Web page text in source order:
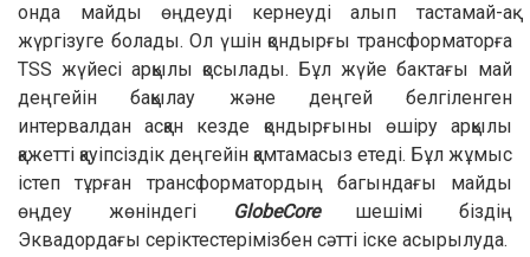
онда майды өңдеуді кернеуді алып тастамай-ақ
жүргізуге болады. Ол үшін қондырғы трансформаторға
TSS жүйесі арқылы қосылады. Бұл жүйе бактағы май
деңгейін бақылау және деңгей белгіленген
интервалдан асқан кезде қондырғыны өшіру арқылы
қажетті қауіпсіздік деңгейін қамтамасыз етеді. Бұл жұмыс
істеп тұрған трансформатордың багындағы майды
өңдеу жөніндегі
GlobeCoreшешімі біздің
Эквадордағы серіктестерімізбен сәтті іске асырылуда.